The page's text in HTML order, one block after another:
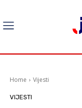
Home Vijesti
VIJESTI